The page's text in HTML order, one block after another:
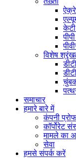
केटी
विशेष
समाचार
हमारे बारे में
कंपनी
कॉर्पोरेट
मामले का
सेवा
हमसे संपर्क करें